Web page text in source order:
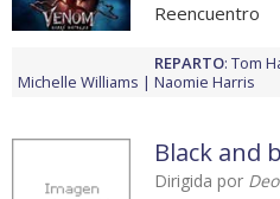
Reencuentro
REPARTO: Tom
Michelle Williams
Naomie Harris
Black and
Dirigida por